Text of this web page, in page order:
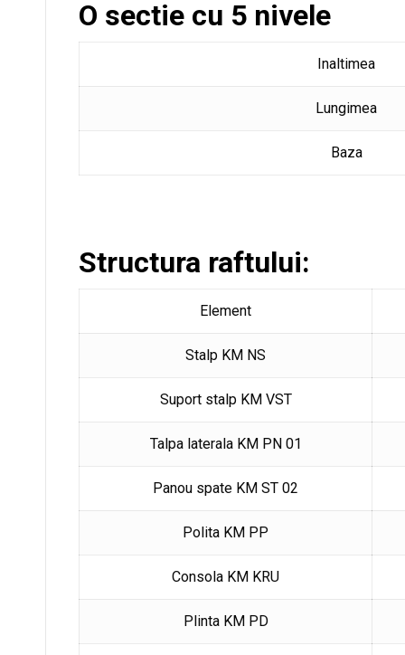
O sectie cu 5 nivele
Inaltimea
Lungimea
Baza
Structura raftului:
Element
Stalp KM NS
Suport stalp KM VST
Talpa laterala KM PN 01
Panou spate KM ST 02
Polita KM PP
Consola KM KRU
Plinta KM PD